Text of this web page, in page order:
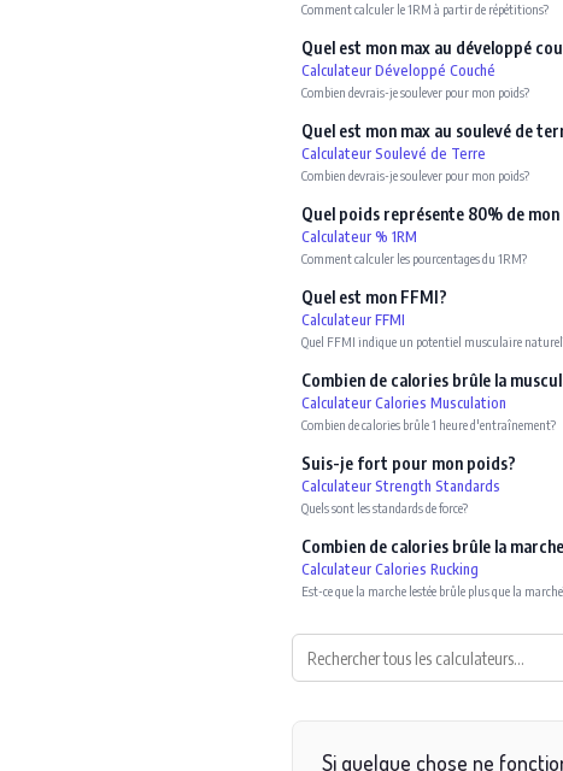
Comment calculer le 1RM à partir de répétitions?
Quel est mon max au développé
Calculateur Développé Couché
Combien devrais-je soulever pour mon poids?
Quel est mon max au soulevé de
Calculateur Soulevé de Terre
Combien devrais-je soulever pour mon poids?
Quel poids représente 80% de mon
Calculateur % 1RM
Comment calculer les pourcentages du 1RM?
Quel est mon FFMI?
Calculateur FFMI
Quel FFMI indique un potentiel musculaire
Combien de calories brûle la
Calculateur Calories Musculation
Combien de calories brûle 1 heure d'entraînement?
Suis-je fort pour mon poids?
Calculateur Strength Standards
Quels sont les standards de force?
Combien de calories brûle la
Calculateur Calories Rucking
Est-ce que la marche lestée brûle plus que la
Si quelque chose ne